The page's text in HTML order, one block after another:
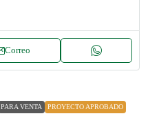
Correo
PARA VENTA PROYECTO APROBADO